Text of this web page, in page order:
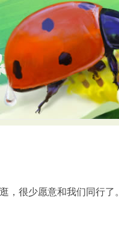
，很少愿意和我们同行了。